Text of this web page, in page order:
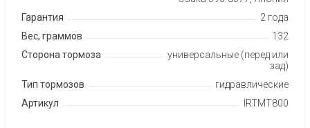
Гарантия
2 года
Вес, граммов
132
Сторона тормоза
универсальные (перед или
зад)
Тип тормозов
гидравлические
Артикул
IRTMT800